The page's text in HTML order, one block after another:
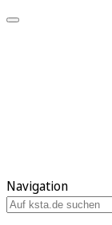
Navigation